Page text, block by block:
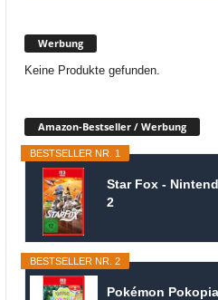
Werbung
Keine Produkte gefunden.
Amazon-Bestseller / Werbung
BESTSELLER NR. 1
Star Fox -
2
BESTSELLER NR. 2
Pokémon